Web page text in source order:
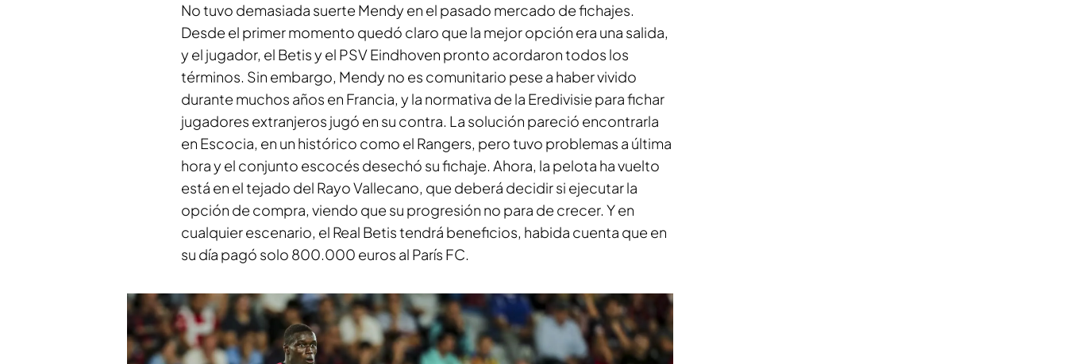
No tuvo demasiada suerte Mendy en el pasado mercado de fichajes.
Desde el primer momento quedó claro que la mejor opción era una salida,
y el jugador, el Betis y el PSV Eindhoven pronto acordaron todos los
términos. Sin embargo, Mendy no es comunitario pese a haber vivido
durante muchos años en Francia, y la normativa de la Eredivisie para fichar
jugadores extranjeros jugó en su contra. La solución pareció encontrarla
en Escocia, en un histórico como el Rangers, pero tuvo problemas a última
hora y el conjunto escocés desechó su fichaje. Ahora, la pelota ha vuelto
está en el tejado del Rayo Vallecano, que deberá decidir si ejecutar la
opción de compra, viendo que su progresión no para de crecer. Y en
cualquier escenario, el Real Betis tendrá beneficios, habida cuenta que en
su día pagó solo 800.000 euros al París FC.